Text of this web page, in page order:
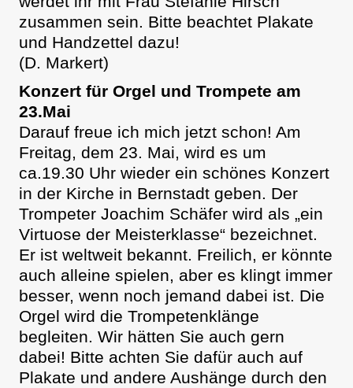
zusammen sein. Bitte beachtet Plakate
und Handzettel dazu!
(D. Markert)
Konzert für Orgel und Trompete am
23.Mai
Darauf freue ich mich jetzt schon! Am
Freitag, dem 23. Mai, wird es um
ca.19.30 Uhr wieder ein schönes Konzert
in der Kirche in Bernstadt geben. Der
Trompeter Joachim Schäfer wird als „ein
Virtuose der Meisterklasse“ bezeichnet.
Er ist weltweit bekannt. Freilich, er könnte
auch alleine spielen, aber es klingt immer
besser, wenn noch jemand dabei ist. Die
Orgel wird die Trompetenklänge
begleiten. Wir hätten Sie auch gern
dabei! Bitte achten Sie dafür auch auf
Plakate und andere Aushänge durch den